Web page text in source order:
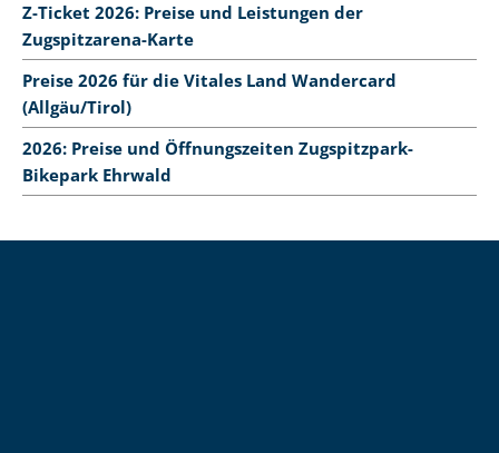
Z-Ticket 2026: Preise und Leistungen der
Zugspitzarena-Karte
Preise 2026 für die Vitales Land Wandercard
(Allgäu/Tirol)
2026: Preise und Öffnungszeiten Zugspitzpark-
Bikepark Ehrwald